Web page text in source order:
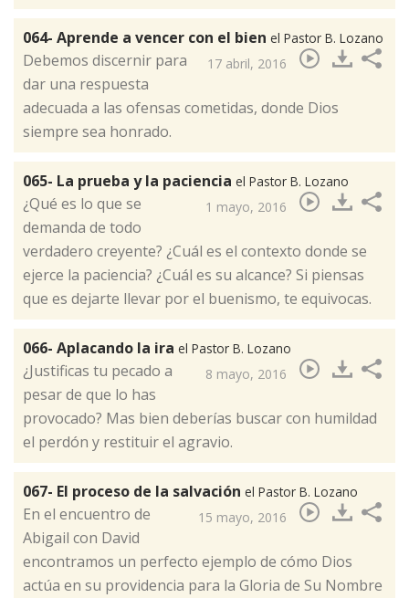
064- Aprende a vencer con el bien el Pastor B. Lozano
17 abril, 2016
Debemos discernir para
dar una respuesta
adecuada a las ofensas cometidas, donde Dios
siempre sea honrado.​
065- La prueba y la paciencia el Pastor B. Lozano
1 mayo, 2016
¿Qué es lo que se
demanda de todo
verdadero creyente? ¿Cuál es el contexto donde se
ejerce la paciencia? ¿Cuál es su alcance? Si piensas
que es dejarte llevar por el buenismo, te equivocas.​
066- Aplacando la ira el Pastor B. Lozano
8 mayo, 2016
¿Justificas tu pecado a
pesar de que lo has
provocado?​ Mas bien deberías buscar con humildad
el perdón y restituir el agravio.
067- El proceso de la salvación el Pastor B. Lozano
15 mayo, 2016
En el encuentro de
Abigail con David
encontramos un perfecto ejemplo de cómo Dios
actúa en su providencia para la Gloria de Su Nombre